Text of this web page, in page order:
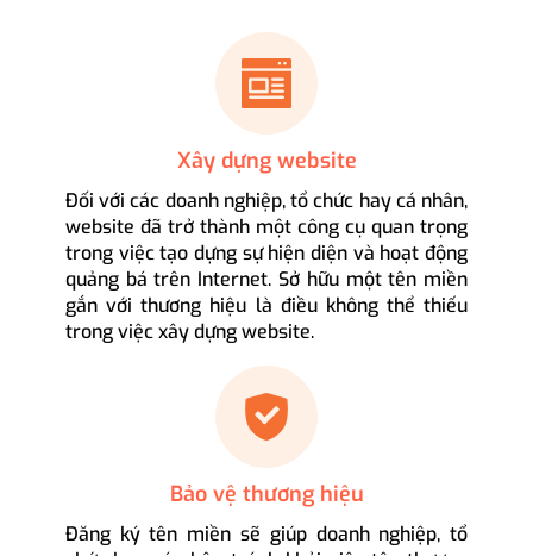
Xây dựng website
Đối với các doanh nghiệp, tổ chức hay cá nhân,
website đã trở thành một công cụ quan trọng
trong việc tạo dựng sự hiện diện và hoạt động
quảng bá trên Internet. Sở hữu một tên miền
gắn với thương hiệu là điều không thể thiếu
trong việc xây dựng website.
Bảo vệ thương hiệu
Đăng ký tên miền sẽ giúp doanh nghiệp, tổ